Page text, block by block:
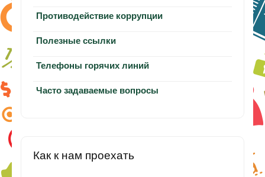
Противодействие коррупции
Полезные ссылки
Телефоны горячих линий
Часто задаваемые вопросы
Как к нам проехать